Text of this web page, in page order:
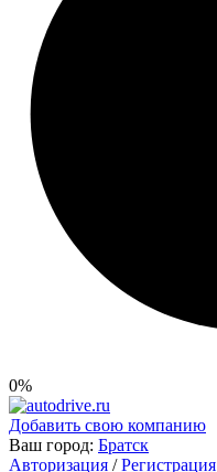
0%
Добавить свою компанию
Ваш город: Братск
Авторизация / Регистрация